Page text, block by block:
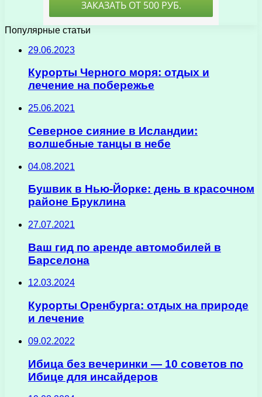
Популярные статьи
29.06.2023
Курорты Черного моря: отдых и
лечение на побережье
25.06.2021
Северное сияние в Исландии:
волшебные танцы в небе
04.08.2021
Бушвик в Нью-Йорке: день в красочном
районе Бруклина
27.07.2021
Ваш гид по аренде автомобилей в
Барселона
12.03.2024
Курорты Оренбурга: отдых на природе
и лечение
09.02.2022
Ибица без вечеринки — 10 советов по
Ибице для инсайдеров